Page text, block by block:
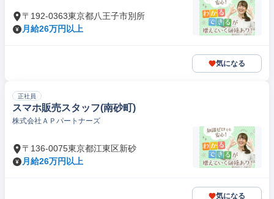
〒192-0363東京都八王子市別所
月給26万円以上
気になる
正社員
スマホ販売スタッフ(南砂町)
株式会社ＡＰパートナーズ
〒136-0075東京都江東区新砂
月給26万円以上
気になる